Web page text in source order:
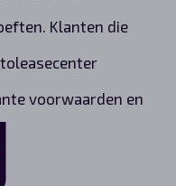
Klanten die
voorwaarden en
waardoor ze met